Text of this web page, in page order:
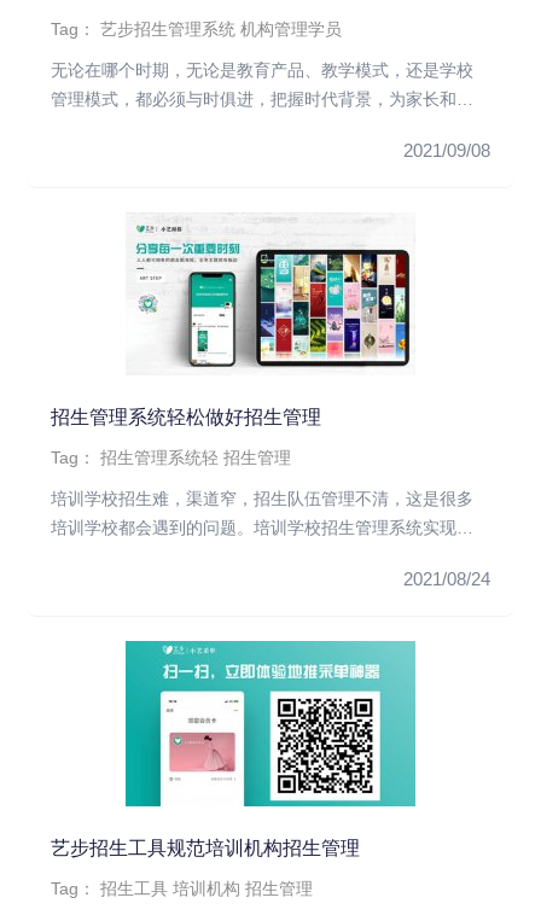
Tag：艺步招生管理系统 机构管理学员
无论在哪个时期，无论是教育产品、教学模式，还是学校
管理模式，都必须与时俱进，把握时代背景，为家长和学
2021/09/08
招生管理系统轻松做好招生管理
Tag：招生管理系统轻 招生管理
培训学校招生难，渠道窄，招生队伍管理不清，这是很多
培训学校都会遇到的问题。培训学校招生管理系统实现了
2021/08/24
艺步招生工具规范培训机构招生管理
Tag：招生工具 培训机构 招生管理